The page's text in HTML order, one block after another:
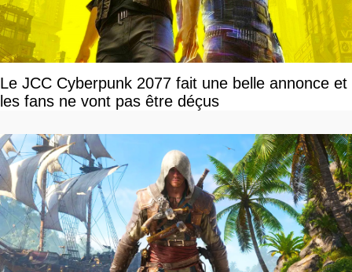
Le JCC Cyberpunk 2077 fait une belle annonce et
les fans ne vont pas être déçus